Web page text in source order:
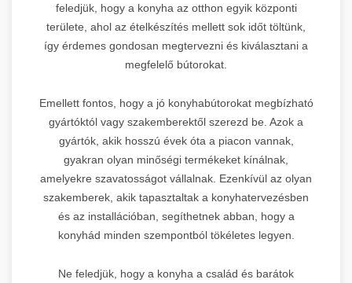
feledjük, hogy a konyha az otthon egyik központi
területe, ahol az ételkészítés mellett sok időt töltünk,
így érdemes gondosan megtervezni és kiválasztani a
megfelelő bútorokat.
Emellett fontos, hogy a jó konyhabútorokat megbízható
gyártóktól vagy szakemberektől szerezd be. Azok a
gyártók, akik hosszú évek óta a piacon vannak,
gyakran olyan minőségi termékeket kínálnak,
amelyekre szavatosságot vállalnak. Ezenkívül az olyan
szakemberek, akik tapasztaltak a konyhatervezésben
és az installációban, segíthetnek abban, hogy a
konyhád minden szempontból tökéletes legyen.
Ne feledjük, hogy a konyha a család és barátok